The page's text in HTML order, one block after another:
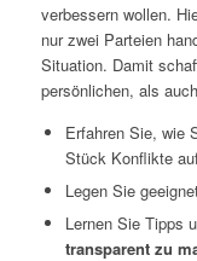
verbessern wollen.
nur zwei Parteien
Situation. Damit
persönlichen, als
Erfahren Sie, wie
Stück Konflikte
Legen Sie
Lernen Sie Tipps
transparent zu